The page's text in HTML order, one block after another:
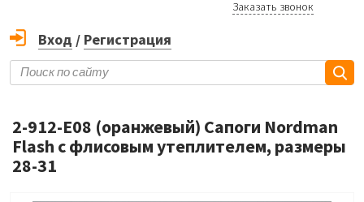
Заказать звонок
Вход / Регистрация
2-912-E08 (оранжевый) Сапоги Nordman
Flash с флисовым утеплителем, размеры
28-31